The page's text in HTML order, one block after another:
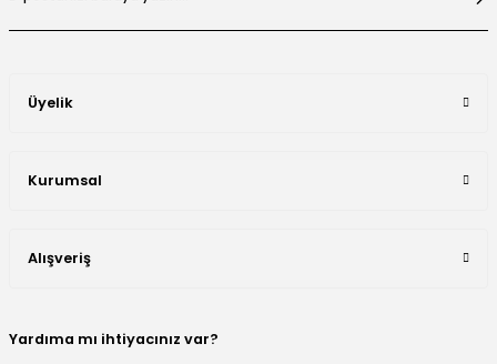
Üyelik
Kurumsal
Alışveriş
Yardıma mı ihtiyacınız var?